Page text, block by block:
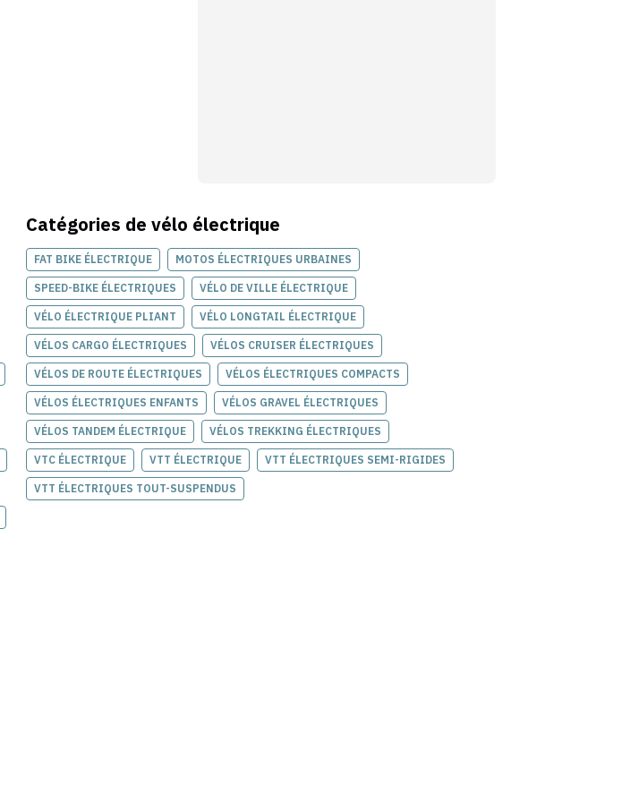
Catégories de vélo électrique
FAT BIKE ÉLECTRIQUE MOTOS ÉLECTRIQUES URBAINES
SPEED-BIKE ÉLECTRIQUES VÉLO DE VILLE ÉLECTRIQUE
VÉLO ÉLECTRIQUE PLIANT VÉLO LONGTAIL ÉLECTRIQUE
VÉLOS CARGO ÉLECTRIQUES VÉLOS CRUISER ÉLECTRIQUES
VÉLOS DE ROUTE ÉLECTRIQUES VÉLOS ÉLECTRIQUES COMPACTS
VÉLOS ÉLECTRIQUES ENFANTS VÉLOS GRAVEL ÉLECTRIQUES
VÉLOS TANDEM ÉLECTRIQUE VÉLOS TREKKING ÉLECTRIQUES
VTC ÉLECTRIQUE VTT ÉLECTRIQUE VTT ÉLECTRIQUES SEMI-RIGIDES
VTT ÉLECTRIQUES TOUT-SUSPENDUS